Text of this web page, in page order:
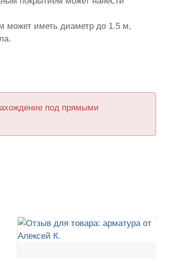
может иметь диаметр до 1.5 м,
под прямыми